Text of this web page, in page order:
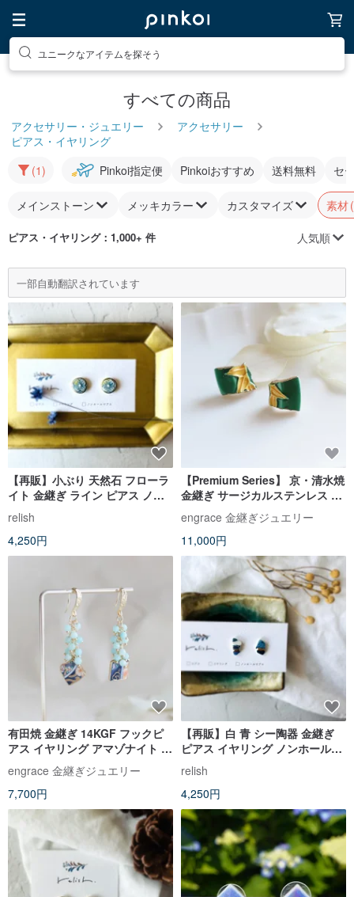
ユニークなアイテムを探そう
すべての商品
アクセサリー・ジュエリー
アクセサリー
ピアス・イヤリング
(1)
Pinkoi指定便 Pinkoiおすすめ 送料無料 セ
メインストーン メッキカラー カスタマイズ 素材
ピアス・イヤリング：1,000+ 件 人気順
一部自動翻訳されています
【再販】小ぶり 天然石 フローラ
イト 金継ぎ ライン ピアス ノン
ホールピアス
relish
4,250円
【Premium Series】 京・清水焼
金継ぎ サージカルステンレス ピ
アス 和柄 ゴールド 伝統工芸
a40
engrace 金継ぎジュエリー
11,000円
有田焼 金継ぎ 14KGF フックピ
アス イヤリング アマゾナイト 伝
統工芸 a48
engrace 金継ぎジュエリー
7,700円
【再販】白 青 シー陶器 金継ぎ
ピアス イヤリング ノンホールピ
アス 水色 ライトブルー 陶器 ホ
ワイト 白 ゴールド 金 ギフト プ
レゼント 贈り物 誕生
relish
4,250円